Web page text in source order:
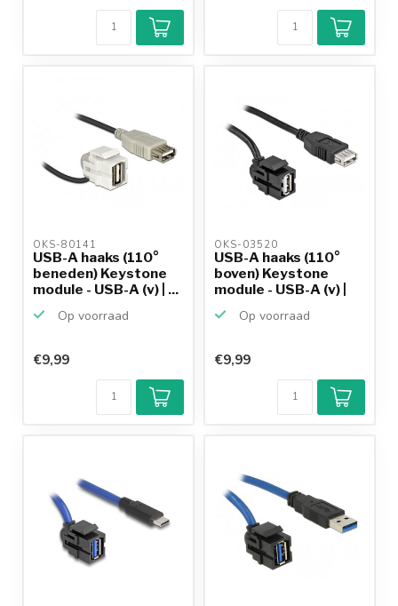
OKS-80141
USB-A haaks (110°
beneden) Keystone
module - USB-A (v) | ...
Op voorraad
€9,99
OKS-03520
USB-A haaks (110°
boven) Keystone
module - USB-A (v) |
Op voorraad
€9,99